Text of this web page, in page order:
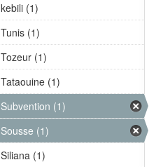
kebili (1)
Tunis (1)
Tozeur (1)
Tataouine (1)
Subvention (1)
Sousse (1)
Siliana (1)